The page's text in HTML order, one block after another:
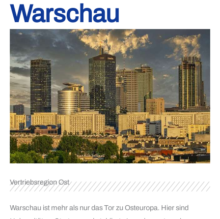
Warschau
Vertriebsregion Ost
Warschau ist mehr als nur das Tor zu Osteuropa. Hier sind